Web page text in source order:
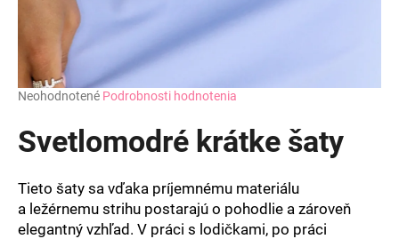
Priemerné
produktu
je
5
hviezdičiek.
Neohodnotené Podrobnosti hodnotenia
Svetlomodré krátke šaty
Tieto šaty sa vďaka príjemnému materiálu
a ležérnemu strihu postarajú o pohodlie a zároveň
elegantný vzhľad. V práci s lodičkami, po práci